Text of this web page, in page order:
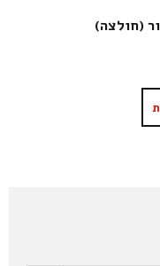
(חולצה)